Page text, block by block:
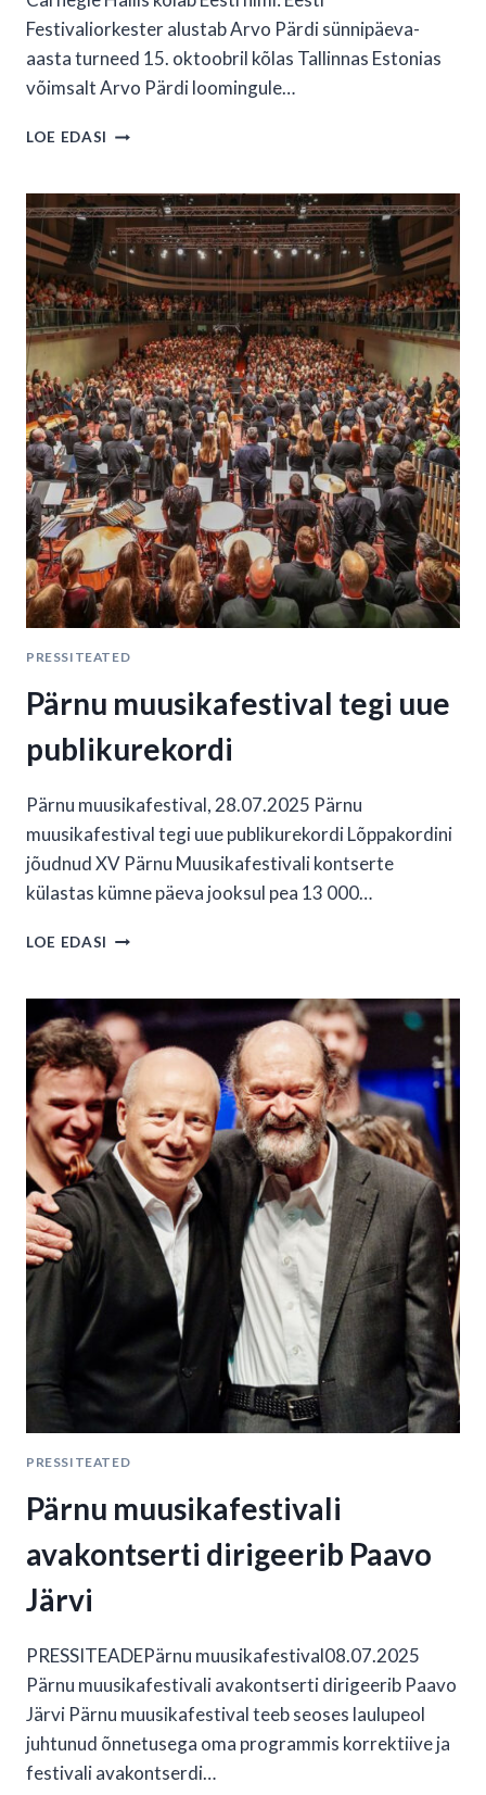
Festivaliorkester alustab Arvo Pärdi sünnipäeva-
aasta turneed 15. oktoobril kõlas Tallinnas Estonias
võimsalt Arvo Pärdi loomingule…
LOE EDASI CARNEGIE
EESTI
NIMI:
EESTI
FESTIVALIORKESTER
ALUSTAB
ARVO
PÄRDI
SÜNNIPÄEVA-
AASTA
TURNEED
PRESSITEATED
Pärnu muusikafestival tegi uue
publikurekordi
Pärnu muusikafestival, 28.07.2025 Pärnu
muusikafestival tegi uue publikurekordi Lõppakordini
jõudnud XV Pärnu Muusikafestivali kontserte
külastas kümne päeva jooksul pea 13 000…
LOE EDASI PÄRNU
UUE
PUBLIKUREKORDI
PRESSITEATED
Pärnu muusikafestivali
avakontserti dirigeerib Paavo
Järvi
PRESSITEADEPärnu muusikafestival08.07.2025
Pärnu muusikafestivali avakontserti dirigeerib Paavo
Järvi Pärnu muusikafestival teeb seoses laulupeol
juhtunud õnnetusega oma programmis korrektiive ja
festivali avakontserdi…